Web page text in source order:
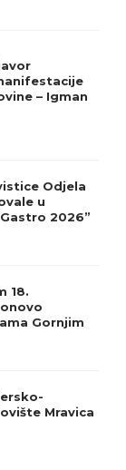
– Igman
Odjela
u
2026”
18.
Gornjim
Mravica